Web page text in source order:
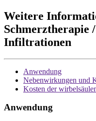
Weitere
Schmerztherapie
Infiltrationen
Anwendung
Nebenwirkungen und
Kosten der
Anwendung